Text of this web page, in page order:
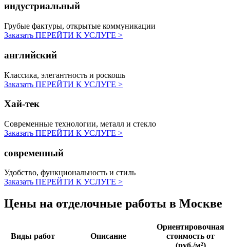
индустриальный
Грубые фактуры, открытые коммуникации
Заказать ПЕРЕЙТИ К УСЛУГЕ >
английский
Классика, элегантность и роскошь
Заказать ПЕРЕЙТИ К УСЛУГЕ >
Хай-тек
Современные технологии, металл и стекло
Заказать ПЕРЕЙТИ К УСЛУГЕ >
современный
Удобство, функциональность и стиль
Заказать ПЕРЕЙТИ К УСЛУГЕ >
Цены на отделочные работы в Москве
Виды работ Описание
Ориентировочная
стоимость от